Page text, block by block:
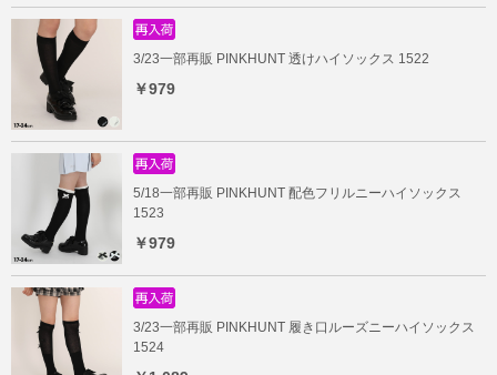
3/23一部再販 PINKHUNT 透けハイソックス 1522
￥979
5/18一部再販 PINKHUNT 配色フリルニーハイソックス
1523
￥979
3/23一部再販 PINKHUNT 履き口ルーズニーハイソックス
1524